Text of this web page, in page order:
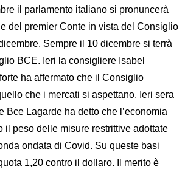
il parlamento italiano si pronuncerà
del premier Conte in vista del Consiglio
Sempre il 10 dicembre si terrà
BCE. Ieri la consigliere Isabel
ha affermato che il Consiglio
che i mercati si aspettano. Ieri sera
Bce Lagarde ha detto che l’economia
il peso delle misure restrittive adottate
ondata di Covid. Su queste basi
1,20 contro il dollaro. Il merito è